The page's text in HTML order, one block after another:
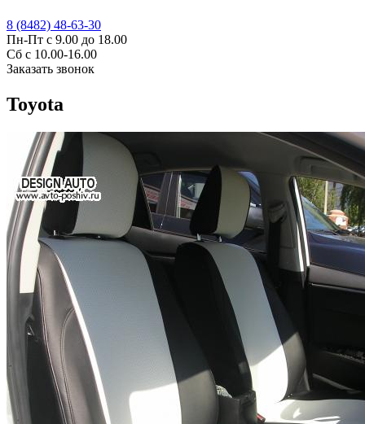
8 (8482) 48-63-30
Пн-Пт с 9.00 до 18.00
Сб с 10.00-16.00
Заказать звонок
Toyota